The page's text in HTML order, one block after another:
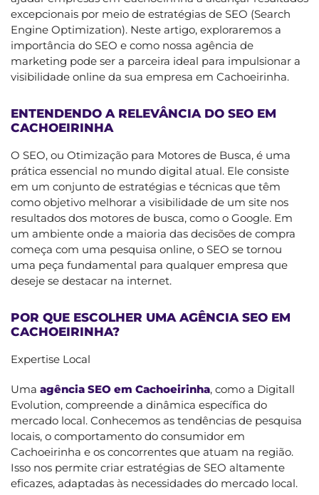
excepcionais por meio de estratégias de SEO (Search
Engine Optimization). Neste artigo, exploraremos a
importância do SEO e como nossa agência de
marketing pode ser a parceira ideal para impulsionar a
visibilidade online da sua empresa em Cachoeirinha.
ENTENDENDO A RELEVÂNCIA DO SEO EM
CACHOEIRINHA
O SEO, ou Otimização para Motores de Busca, é uma
prática essencial no mundo digital atual. Ele consiste
em um conjunto de estratégias e técnicas que têm
como objetivo melhorar a visibilidade de um site nos
resultados dos motores de busca, como o Google. Em
um ambiente onde a maioria das decisões de compra
começa com uma pesquisa online, o SEO se tornou
uma peça fundamental para qualquer empresa que
deseje se destacar na internet.
POR QUE ESCOLHER UMA AGÊNCIA SEO EM
CACHOEIRINHA?
Expertise Local
Uma agência SEO em Cachoeirinha, como a Digitall
Evolution, compreende a dinâmica específica do
mercado local. Conhecemos as tendências de pesquisa
locais, o comportamento do consumidor em
Cachoeirinha e os concorrentes que atuam na região.
Isso nos permite criar estratégias de SEO altamente
eficazes, adaptadas às necessidades do mercado local.